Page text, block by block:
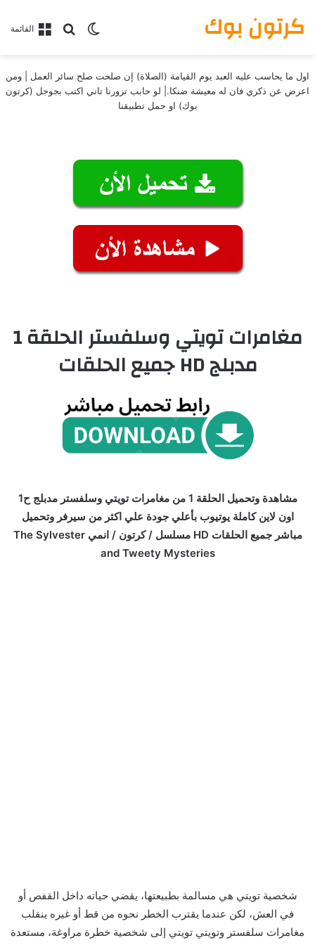
القائمةبحث عن
الوضع المظلم كرتون بوك
اول ما يحاسب عليه العبد يوم القيامة (الصلاة) إن صلحت صلح سائر العمل | ومن
اعرض عن ذكري فان له معيشة ضنكا.| لو حابب تزورنا تاني اكتب بجوجل (كرتون
بوك) او حمل تطبيقنا
مغامرات تويتي وسلفستر الحلقة 1
مدبلج HD جميع الحلقات
مشاهدة وتحميل الحلقة 1 من مغامرات تويتي وسلفستر مدبلج ح1
اون لاين كاملة يوتيوب بأعلي جودة علي اكثر من سيرفر وتحميل
مباشر جميع الحلقات HD مسلسل / كرتون / انمي The Sylvester
and Tweety Mysteries
شخصية تويتي هي مسالمة بطبيعتها، يقضي حياته داخل القفص أو
في العش، لكن عندما يقترب الخطر نحوه من قط أو غيره ينقلب
مغامرات سلفستر وتويتي تويتي إلى شخصية خطرة مراوغة، مستعدة